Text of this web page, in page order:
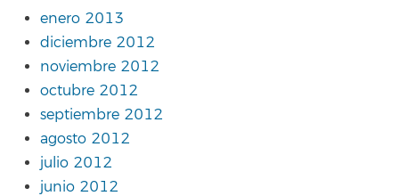
enero 2013
diciembre 2012
noviembre 2012
octubre 2012
septiembre 2012
agosto 2012
julio 2012
junio 2012